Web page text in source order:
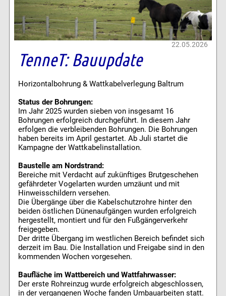
22.05.2026
TenneT: Bauupdate
Horizontalbohrung & Wattkabelverlegung Baltrum
Status der Bohrungen:
Im Jahr 2025 wurden sieben von insgesamt 16
Bohrungen erfolgreich durchgeführt. In diesem Jahr
erfolgen die verbleibenden Bohrungen. Die Bohrungen
haben bereits im April gestartet. Ab Juli startet die
Kampagne der Wattkabelinstallation.
Baustelle am Nordstrand:
Bereiche mit Verdacht auf zukünftiges Brutgeschehen
gefährdeter Vogelarten wurden umzäunt und mit
Hinweisschildern versehen.
Die Übergänge über die Kabelschutzrohre hinter den
beiden östlichen Dünenaufgängen wurden erfolgreich
hergestellt, montiert und für den Fußgängerverkehr
freigegeben.
Der dritte Übergang im westlichen Bereich befindet sich
derzeit im Bau. Die Installation und Freigabe sind in den
kommenden Wochen vorgesehen.
Baufläche im Wattbereich und Wattfahrwasser:
Der erste Rohreinzug wurde erfolgreich abgeschlossen,
in der vergangenen Woche fanden Umbauarbeiten statt.